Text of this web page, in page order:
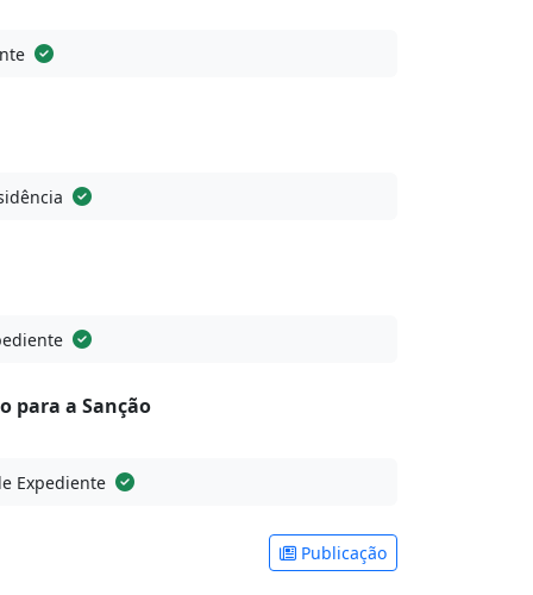
para a Sanção
Expediente
Publicação